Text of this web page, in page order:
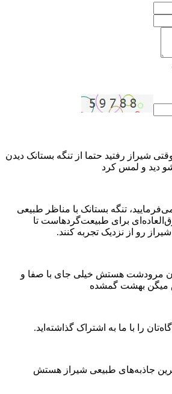
شیراز رفتید حتما از تنگه بستانک دیدن
دید و لمس کرد
تنگه بستانک با مناظر طبیعی
برای طبیعت‌گردهاست تا
رو از نزدیک تجربه کنند.
مرودشت هستش خیلی جای با صفا و
میگن بهشت گمشده
را با ما به اشتراک گذاشته‌اید.
جاذبه‌های طبیعی شیراز هستش